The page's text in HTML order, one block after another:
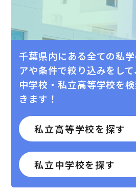
千葉県内にある全ての私
アや条件で絞り込みをして
中学校・私⽴⾼等学校を
きます！
私立高等学校を探す
私立中学校を探す